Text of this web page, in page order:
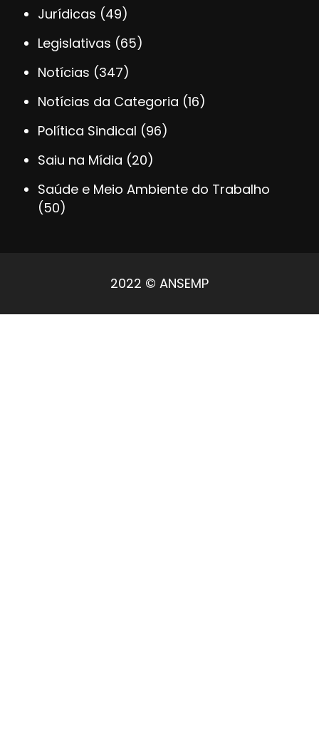
Jurídicas (49)
Legislativas (65)
Notícias (347)
Notícias da Categoria (16)
Política Sindical (96)
Saiu na Mídia (20)
Saúde e Meio Ambiente do Trabalho
(50)
2022 © ANSEMP